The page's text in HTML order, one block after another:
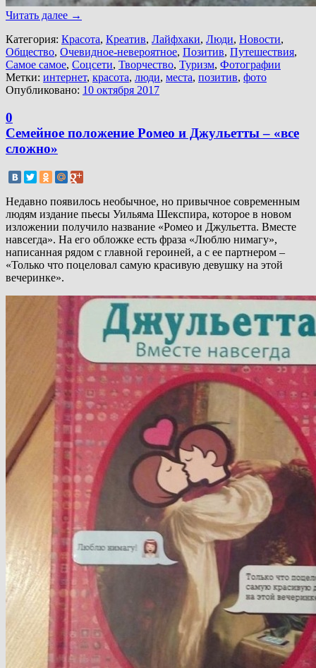
Читать далее →
Категория: Красота, Креатив, Лайфхаки, Люди, Новости,
Общество, Очевидное-невероятное, Позитив, Путешествия,
Самое самое, Соцсети, Творчество, Туризм, Фотографии
Метки: интернет, красота, люди, места, позитив, фото
Опубликовано: 10 октября 2017
0
Семейное положение Ромео и Джульетты – «все
сложно»
Недавно появилось необычное, но привычное современным
людям издание пьесы Уильяма Шекспира, которое в новом
изложении получило название «Ромео и Джульетта. Вместе
навсегда». На его обложке есть фраза «Люблю нимагу»,
написанная рядом с главной героиней, а с ее партнером –
«Только что поцеловал самую красивую девушку на этой
вечеринке».